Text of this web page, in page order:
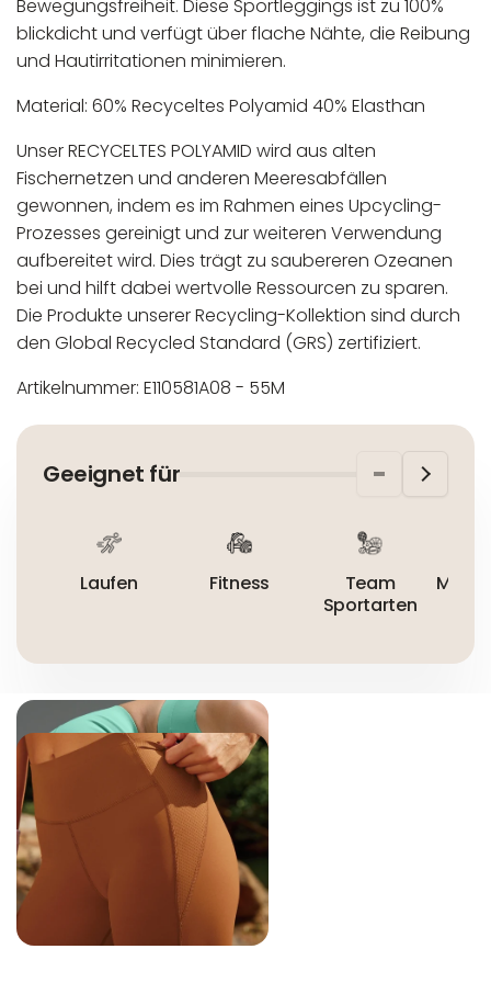
Bewegungsfreiheit. Diese Sportleggings ist zu 100%
blickdicht und verfügt über flache Nähte, die Reibung
und Hautirritationen minimieren.
Material: 60% Recyceltes Polyamid 40% Elasthan
Unser RECYCELTES POLYAMID wird aus alten
Fischernetzen und anderen Meeresabfällen
gewonnen, indem es im Rahmen eines Upcycling-
Prozesses gereinigt und zur weiteren Verwendung
aufbereitet wird. Dies trägt zu saubereren Ozeanen
bei und hilft dabei wertvolle Ressourcen zu sparen.
Die Produkte unserer Recycling-Kollektion sind durch
den Global Recycled Standard (GRS) zertifiziert.
Artikelnummer: E110581A08 - 55M
Maschinenwäsche bis 30°C
Nicht bügeln
In der EU niedergelassener verantwortlicher
Geeignet für
Laufen Fitness
Team
Sportarten